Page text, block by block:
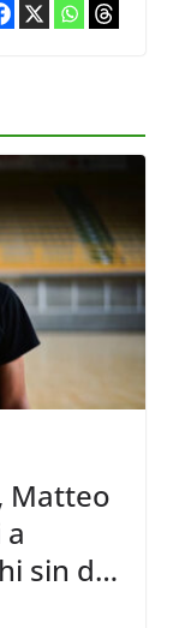
Matteo
sin dal